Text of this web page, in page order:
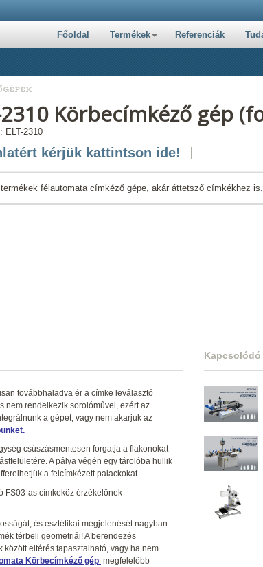
Főoldal Termékek Referenciák
2310 Körbecímkéző gép
ELT-2310
kérjük kattintson ide!
termékek félautomata címkéző gépe, akár áttetsző címkékhez is.
továbbhaladva ér a címke leválasztó
nem rendelkezik sorolóművel, ezért az
a gépet, vagy nem akarjuk az
.
csúszásmentesen forgatja a flakonokat
A pálya végén egy tárolóba hullik
a felcímkézett palackokat.
FS03-as címkeköz érzékelőnek
és esztétikai megjelenését nagyban
térbeli geometriái! A berendezés
eltérés tapasztalható, vagy ha nem
Körbecímkéző gép megfelelőbb
Kapcsolódó